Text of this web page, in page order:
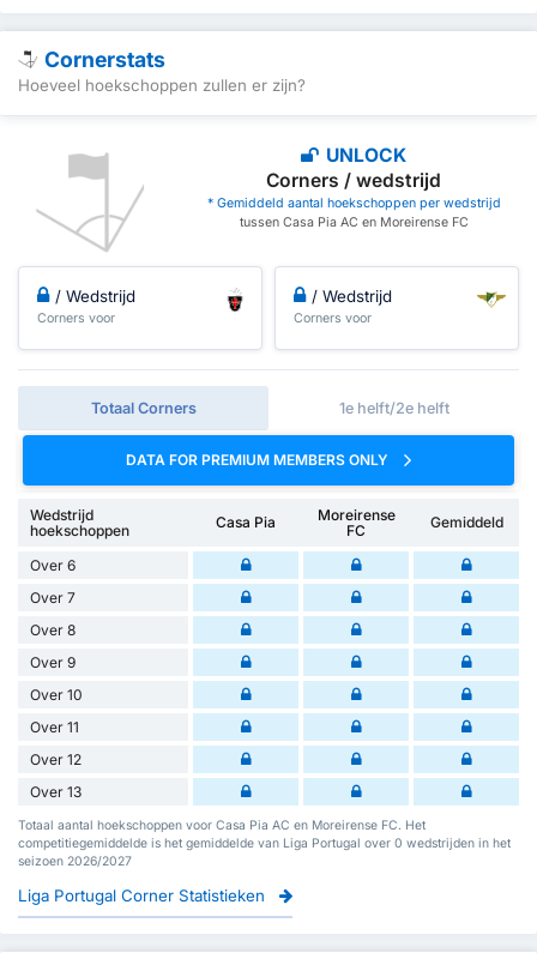
Cornerstats
Hoeveel hoekschoppen zullen er zijn?
UNLOCK
Corners / wedstrijd
* Gemiddeld aantal hoekschoppen per wedstrijd
tussen Casa Pia AC en Moreirense FC
/ Wedstrijd
Corners voor
/ Wedstrijd
Corners voor
Totaal Corners 1e helft/2e helft
DATA FOR PREMIUM MEMBERS ONLY
Wedstrijd
hoekschoppen
Casa Pia
Moreirense
FC
Gemiddeld
Over 6
Over 7
Over 8
Over 9
Over 10
Over 11
Over 12
Over 13
Totaal aantal hoekschoppen voor Casa Pia AC en Moreirense FC. Het
competitiegemiddelde is het gemiddelde van Liga Portugal over 0 wedstrijden in het
seizoen 2026/2027
Liga Portugal Corner Statistieken